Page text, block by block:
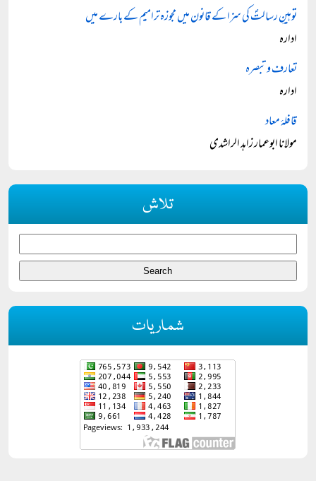
توہینِ رسالتؐ کی سزا کے قانون میں مجوزہ ترامیم کے بارے میں
ادارہ
تعارف و تبصرہ
ادارہ
قافلۂ معاد
مولانا ابوعمار زاہد الراشدی
تلاش
شماریات